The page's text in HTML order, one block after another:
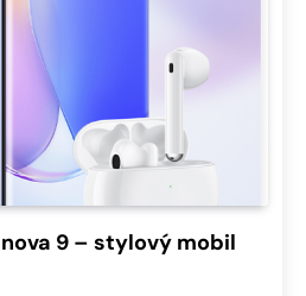
nova 9 – stylový mobil